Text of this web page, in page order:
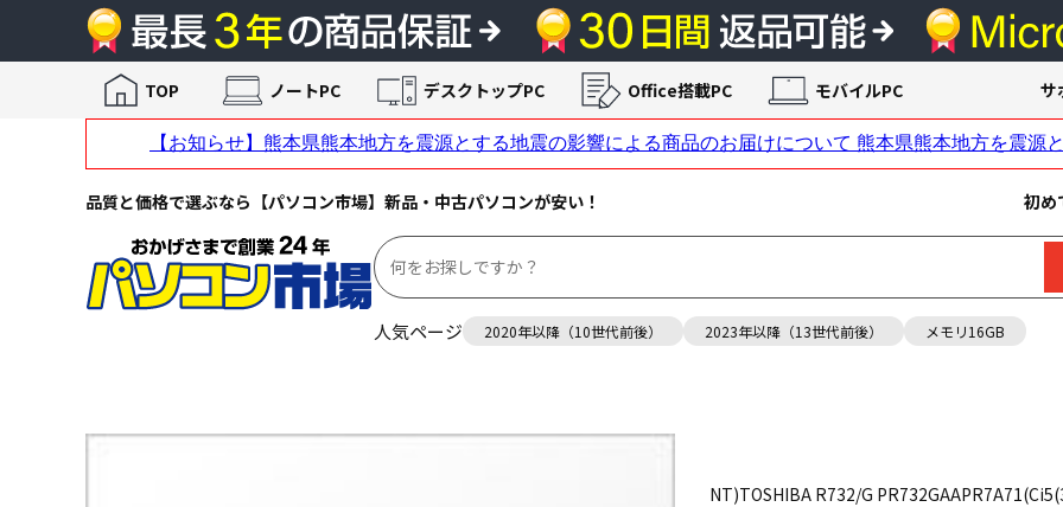
品質と価格で選ぶなら【パソコン市場】新品・中古パソコンが安い！ 初め
人気ページ 2020年以降（10世代前後） 2023年以降（13世代前後） メモリ16GB
TOP ノートPC デスクトップPC Office搭載PC モバイルPC サ
NT)TOSHIBA R732/G